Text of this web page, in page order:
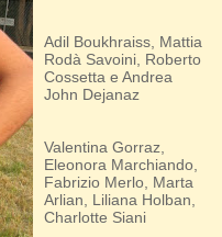
Adil Boukhraiss, Mattia
Rodà Savoini, Roberto
Cossetta e Andrea
John Dejanaz
Valentina Gorraz,
Eleonora Marchiando,
Fabrizio Merlo, Marta
Arlian, Liliana Holban,
Charlotte Siani